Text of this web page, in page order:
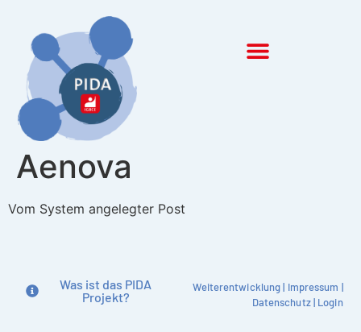
Aenova
Vom System angelegter Post
Was ist das PIDA
Projekt?
Weiterentwicklung| Impressum |
Datenschutz| Login